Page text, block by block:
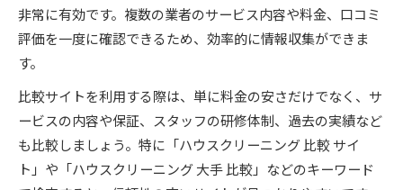
非常に有効です。複数の業者のサービス内容や料金、口コミ
評価を一度に確認できるため、効率的に情報収集ができま
す。
比較サイトを利用する際は、単に料金の安さだけでなく、サ
ービスの内容や保証、スタッフの研修体制、過去の実績など
も比較しましょう。特に「ハウスクリーニング 比較 サイ
ト」や「ハウスクリーニング 大手 比較」などのキーワード